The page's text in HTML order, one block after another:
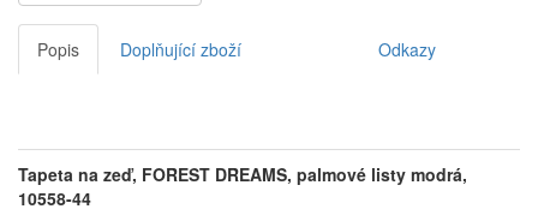
Popis Doplňující zboží Odkazy
Tapeta na zeď, FOREST DREAMS, palmové listy modrá,
10558-44